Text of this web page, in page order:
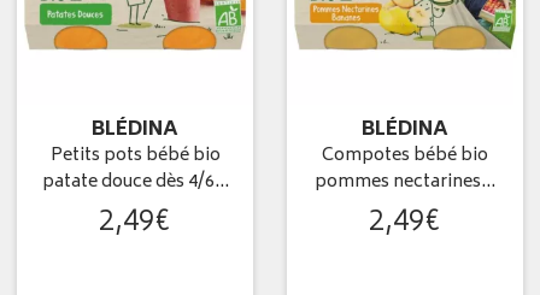
BLÉDINA
Petits pots bébé bio
patate douce dès 4/6…
2,49€
BLÉDINA
Compotes bébé bio
pommes nectarines…
2,49€